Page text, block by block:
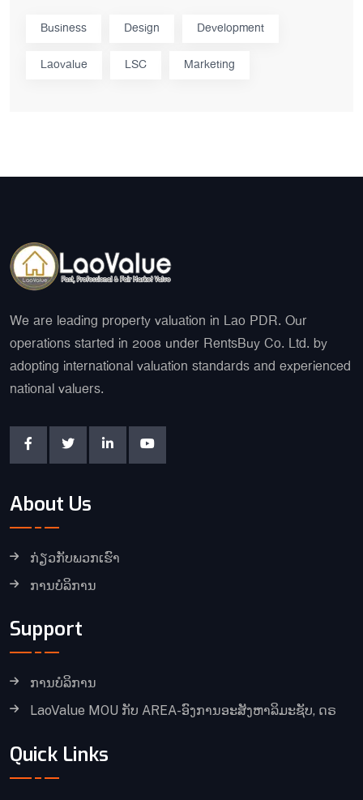
Business Design Development
Laovalue LSC Marketing
We are leading property valuation in Lao PDR. Our
operations started in 2008 under RentsBuy Co. Ltd. by
adopting international valuation standards and experienced
national valuers.
About Us
ກ່ຽວກັບພວກເຮົາ
ການບໍລິການ
Support
ການບໍລິການ
LaoValue MOU ກັບ AREA-ອົງການອະສັງຫາລິມະຊັບ, ດຣ
Quick Links